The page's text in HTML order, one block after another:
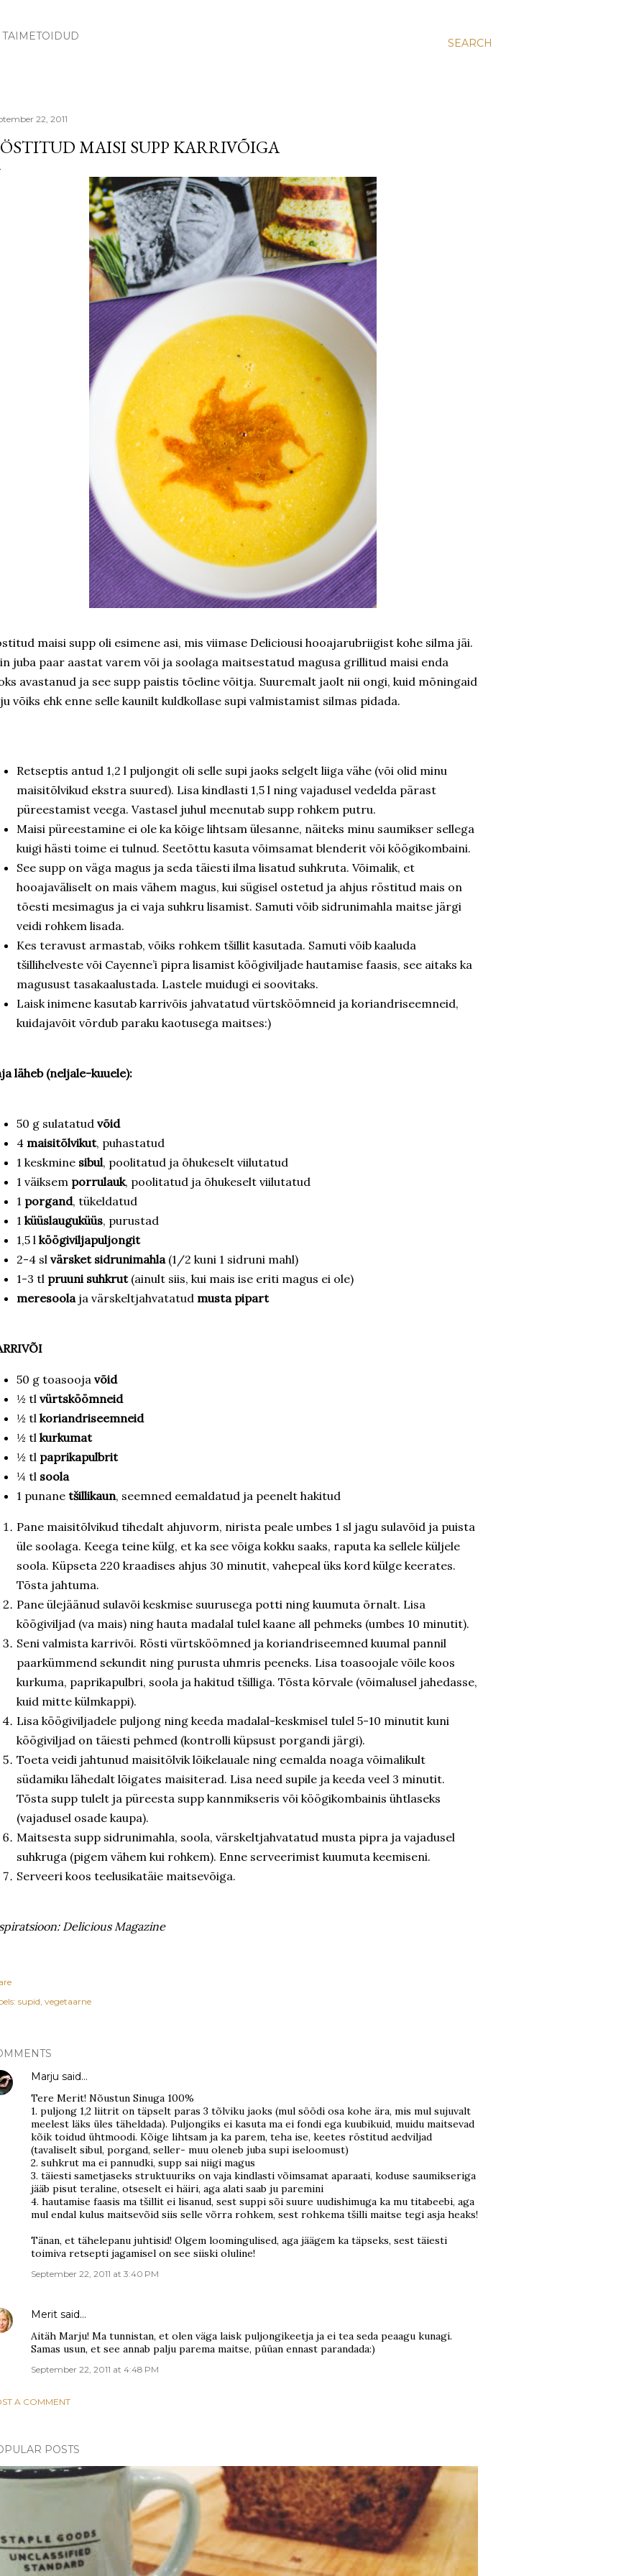
SEARCH
TAIMETOIDUD
22, 2011
MAISI SUPP KARRIVÕIGA
maisi supp oli esimene asi, mis viimase Deliciousi hooajarubriigist kohe silma jäi.
juba paar aastat varem või ja soolaga maitsestatud magusa grillitud maisi enda
avastanud ja see supp paistis tõeline võitja. Suuremalt jaolt nii ongi, kuid mõningaid
võiks ehk enne selle kaunilt kuldkollase supi valmistamist silmas pidada.
Retseptis antud 1,2 l puljongit oli selle supi jaoks selgelt liiga vähe (või olid minu
maisitõlvikud ekstra suured). Lisa kindlasti 1,5 l ning vajadusel vedelda pärast
püreestamist veega. Vastasel juhul meenutab supp rohkem putru.
Maisi püreestamine ei ole ka kõige lihtsam ülesanne, näiteks minu saumikser sellega
kuigi hästi toime ei tulnud. Seetõttu kasuta võimsamat blenderit või köögikombaini.
See supp on väga magus ja seda täiesti ilma lisatud suhkruta. Võimalik, et
hooajaväliselt on mais vähem magus, kui sügisel ostetud ja ahjus röstitud mais on
tõesti mesimagus ja ei vaja suhkru lisamist. Samuti võib sidrunimahla maitse järgi
veidi rohkem lisada.
Kes teravust armastab, võiks rohkem tšillit kasutada. Samuti võib kaaluda
tšillihelveste või Cayenne’i pipra lisamist köögiviljade hautamise faasis, see aitaks ka
magusust tasakaalustada. Lastele muidugi ei soovitaks.
Laisk inimene kasutab karrivõis jahvatatud vürtsköömneid ja koriandriseemneid,
kuidajavõit võrdub paraku kaotusega maitses:)
läheb (neljale-kuuele):
50 g sulatatud võid
4 maisitõlvikut, puhastatud
1 keskmine sibul, poolitatud ja õhukeselt viilutatud
1 väiksem porrulauk, poolitatud ja õhukeselt viilutatud
1 porgand, tükeldatud
1 küüslauguküüs, purustad
1,5 l köögiviljapuljongit
2-4 sl värsket sidrunimahla (1/2 kuni 1 sidruni mahl)
1-3 tl pruuni suhkrut (ainult siis, kui mais ise eriti magus ei ole)
meresoola ja värskeltjahvatatud musta pipart
50 g toasooja võid
½ tl vürtsköömneid
½ tl koriandriseemneid
½ tl kurkumat
½ tl paprikapulbrit
¼ tl soola
1 punane tšillikaun, seemned eemaldatud ja peenelt hakitud
Pane maisitõlvikud tihedalt ahjuvorm, nirista peale umbes 1 sl jagu sulavõid ja puista
üle soolaga. Keega teine külg, et ka see võiga kokku saaks, raputa ka sellele küljele
soola. Küpseta 220 kraadises ahjus 30 minutit, vahepeal üks kord külge keerates.
Tõsta jahtuma.
Pane ülejäänud sulavõi keskmise suurusega potti ning kuumuta õrnalt. Lisa
köögiviljad (va mais) ning hauta madalal tulel kaane all pehmeks (umbes 10 minutit).
Seni valmista karrivõi. Rösti vürtsköömned ja koriandriseemned kuumal pannil
paarkümmend sekundit ning purusta uhmris peeneks. Lisa toasoojale võile koos
kurkuma, paprikapulbri, soola ja hakitud tšilliga. Tõsta kõrvale (võimalusel jahedasse,
kuid mitte külmkappi).
Lisa köögiviljadele puljong ning keeda madalal-keskmisel tulel 5-10 minutit kuni
köögiviljad on täiesti pehmed (kontrolli küpsust porgandi järgi).
Toeta veidi jahtunud maisitõlvik lõikelauale ning eemalda noaga võimalikult
südamiku lähedalt lõigates maisiterad. Lisa need supile ja keeda veel 3 minutit.
Tõsta supp tulelt ja püreesta supp kannmikseris või köögikombainis ühtlaseks
(vajadusel osade kaupa).
Maitsesta supp sidrunimahla, soola, värskeltjahvatatud musta pipra ja vajadusel
suhkruga (pigem vähem kui rohkem). Enne serveerimist kuumuta keemiseni.
Serveeri koos teelusikatäie maitsevõiga.
Delicious Magazine
supid vegetaarne
Marju said…
Tere Merit! Nõustun Sinuga 100%
1. puljong 1,2 liitrit on täpselt paras 3 tõlviku jaoks (mul söödi osa kohe ära, mis mul sujuvalt
meelest läks üles täheldada). Puljongiks ei kasuta ma ei fondi ega kuubikuid, muidu maitsevad
kõik toidud ühtmoodi. Kõige lihtsam ja ka parem, teha ise, keetes röstitud aedviljad
(tavaliselt sibul, porgand, seller- muu oleneb juba supi iseloomust)
2. suhkrut ma ei pannudki, supp sai niigi magus
3. täiesti sametjaseks struktuuriks on vaja kindlasti võimsamat aparaati, koduse saumikseriga
jääb pisut teraline, otseselt ei häiri, aga alati saab ju paremini
4. hautamise faasis ma tšillit ei lisanud, sest suppi sõi suure uudishimuga ka mu titabeebi, aga
mul endal kulus maitsevõid siis selle võrra rohkem, sest rohkema tšilli maitse tegi asja heaks!
Tänan, et tähelepanu juhtisid! Olgem loomingulised, aga jäägem ka täpseks, sest täiesti
toimiva retsepti jagamisel on see siiski oluline!
September 22, 2011 at 3:40 PM
Merit said…
Aitäh Marju! Ma tunnistan, et olen väga laisk puljongikeetja ja ei tea seda peaagu kunagi.
Samas usun, et see annab palju parema maitse, püüan ennast parandada:)
September 22, 2011 at 4:48 PM
A COMMENT
POSTS